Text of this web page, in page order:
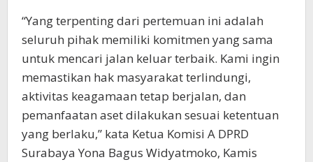
“Yang terpenting dari pertemuan ini adalah
seluruh pihak memiliki komitmen yang sama
untuk mencari jalan keluar terbaik. Kami ingin
memastikan hak masyarakat terlindungi,
aktivitas keagamaan tetap berjalan, dan
pemanfaatan aset dilakukan sesuai ketentuan
yang berlaku,” kata Ketua Komisi A DPRD
Surabaya Yona Bagus Widyatmoko, Kamis